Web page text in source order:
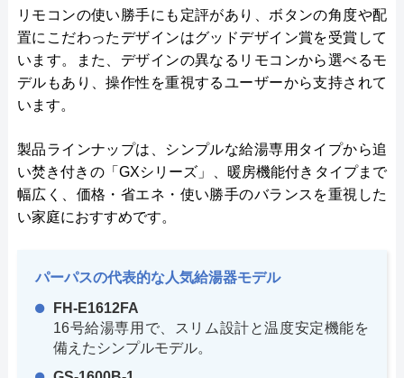
リモコンの使い勝手にも定評があり、ボタンの角度や配
置にこだわったデザインはグッドデザイン賞を受賞して
います。また、デザインの異なるリモコンから選べるモ
デルもあり、操作性を重視するユーザーから支持されて
います。
製品ラインナップは、シンプルな給湯専用タイプから追
い焚き付きの「GXシリーズ」、暖房機能付きタイプまで
幅広く、価格・省エネ・使い勝手のバランスを重視した
い家庭におすすめです。
パーパスの代表的な人気給湯器モデル
FH-E1612FA
16号給湯専用で、スリム設計と温度安定機能を
備えたシンプルモデル。